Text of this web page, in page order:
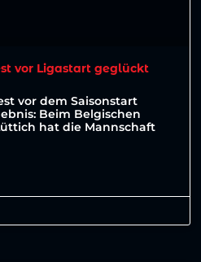
vor Ligastart geglückt
vor dem Saisonstart
Beim Belgischen
hat die Mannschaft